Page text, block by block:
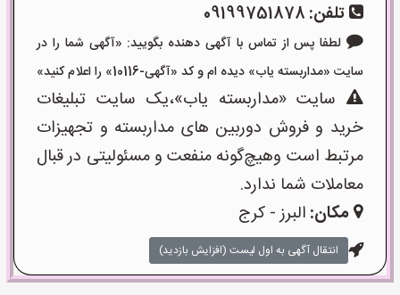
تلفن: 09199751878
لطفا پس از تماس با آگهی دهنده بگویید: «آگهی شما را در
سایت «مداربسته یاب» دیده ام و کد «آگهی-10116» را اعلام کنید»
سایت «مداربسته یاب»،یک سایت تبلیغات
خرید و فروش دوربین های مداربسته و تجهیزات
مرتبط است وهیچ‌گونه منفعت و مسئولیتی در قبال
معاملات شما ندارد.
مکان: البرز - کرج
انتقال آگهی به اول لیست (افزایش بازدید)